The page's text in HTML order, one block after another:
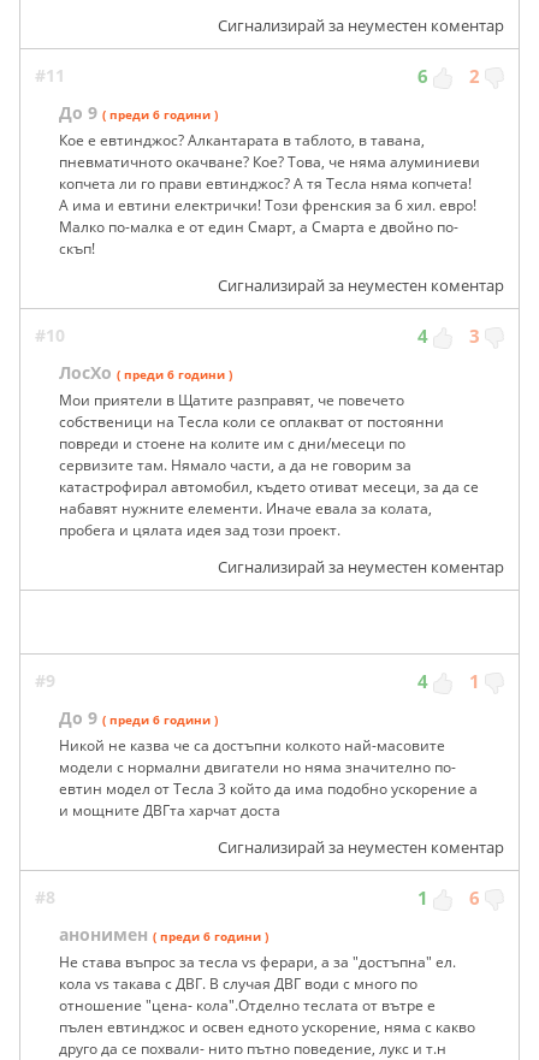
Сигнализирай за неуместен коментар
#11 6 2
До 9 ( преди 6 години )
Кое е евтинджос? Алкантарата в таблото, в тавана,
пневматичното окачване? Кое? Това, че няма алуминиеви
копчета ли го прави евтинджос? А тя Тесла няма копчета!
А има и евтини електрички! Този френския за 6 хил. евро!
Малко по-малка е от един Смарт, а Смарта е двойно по-
скъп!
Сигнализирай за неуместен коментар
#10 4 3
ЛосХо ( преди 6 години )
Мои приятели в Щатите разправят, че повечето
собственици на Тесла коли се оплакват от постоянни
повреди и стоене на колите им с дни/месеци по
сервизите там. Нямало части, а да не говорим за
катастрофирал автомобил, където отиват месеци, за да се
набавят нужните елементи. Иначе евала за колата,
пробега и цялата идея зад този проект.
Сигнализирай за неуместен коментар
#9 4 1
До 9 ( преди 6 години )
Никой не казва че са достъпни колкото най-масовите
модели с нормални двигатели но няма значително по-
евтин модел от Тесла 3 който да има подобно ускорение а
и мощните ДВГта харчат доста
Сигнализирай за неуместен коментар
#8 1 6
анонимен ( преди 6 години )
Не става въпрос за тесла vs ферари, а за "достъпна" ел.
кола vs такава с ДВГ. В случая ДВГ води с много по
отношение "цена- кола".Отделно теслата от вътре е
пълен евтинджос и освен едното ускорение, няма с какво
друго да се похвали- нито пътно поведение, лукс и т.н